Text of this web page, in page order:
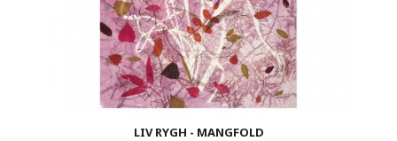
LIV RYGH - MANGFOLD